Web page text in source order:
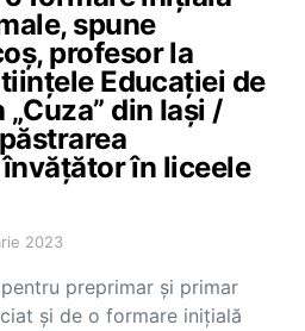
spune
profesor la
Educației de
din Iași /
în liceele
2023
preprimar și primar
și de o formare inițială